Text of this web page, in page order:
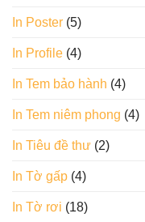
In Poster (5)
In Profile (4)
In Tem bảo hành (4)
In Tem niêm phong (4)
In Tiêu đề thư (2)
In Tờ gấp (4)
In Tờ rơi (18)